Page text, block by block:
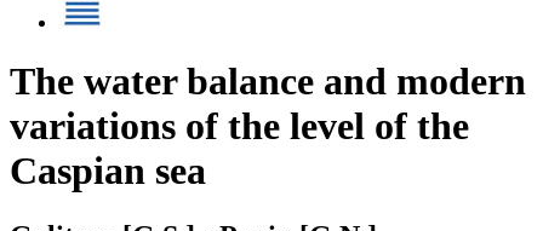
The water balance and modern
variations of the level of the
Caspian sea